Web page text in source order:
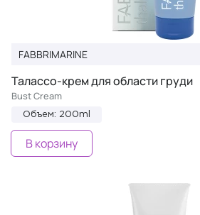
FABBRIMARINE
Талассо-крем для области груди
Bust Cream
Объем: 200ml
В корзину